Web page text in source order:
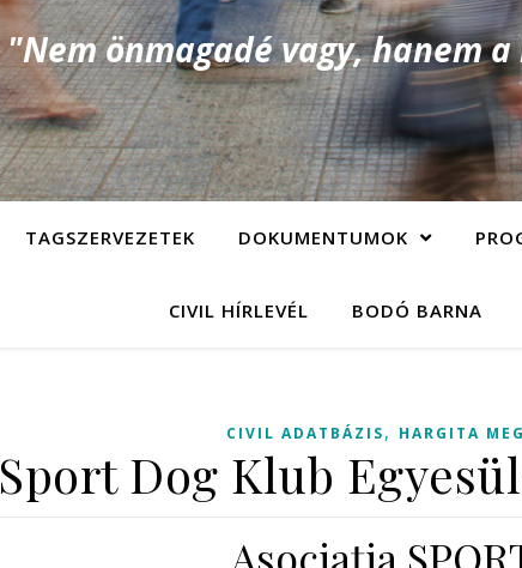
"Nem önmagadé vagy, hanem a
TAGSZERVEZETEK DOKUMENTUMOK
CIVIL HÍRLEVÉL BODÓ BARNA
CIVIL ADATBÁZIS, HARGITA
Sport Dog Klub